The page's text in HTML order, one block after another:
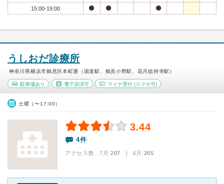
15:00-19:00
うしおだ診療所
神奈川県横浜市鶴見区本町通（国道駅、鶴見小野駅、花月総持寺駅）
駐車場あり 電子決済可 マイナ受付 (スマホ可)
土曜（〜17:00）
3.44
4件
アクセス数 7月:207 | 6月:205